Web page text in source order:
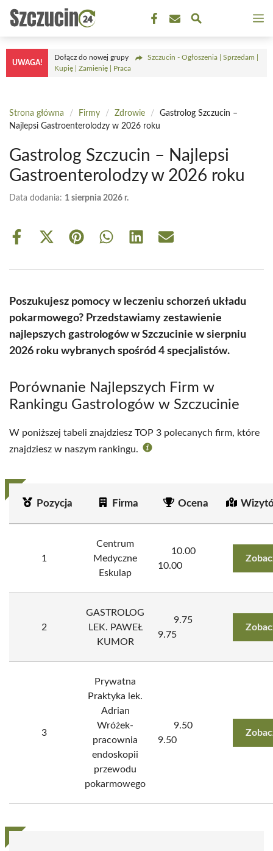
Przejdź
treści
UWAGA!
Dołącz do nowej grupy
Szczucin - Ogłoszenia | Sprzedam |
Kupię | Zamienię | Praca
Strona główna / Firmy / Zdrowie /
Gastrolog Szczucin –
Najlepsi Gastroenterolodzy w 2026 roku
Gastrolog Szczucin – Najlepsi
Gastroenterolodzy w 2026 roku
Data dodania: 1 sierpnia 2026 r.
Share
Share
(Twitter)
Share Share Share Share
Poszukujesz pomocy w leczeniu schorzeń układu
pokarmowego? Przedstawiamy zestawienie
najlepszych gastrologów w Szczucinie w sierpniu
2026 roku wybranych spośród 4 specjalistów.
Porównanie Najlepszych Firm w
Rankingu Gastrologów w Szczucinie
W poniższej tabeli znajdziesz TOP 3 polecanych firm, które
znajdziesz w naszym rankingu.
Pozycja Firma Ocena
1
Centrum
Medyczne
Eskulap
10.00
10.00
2
GASTROLOG
LEK. PAWEŁ
KUMOR
9.75
9.75
3
Prywatna
Praktyka lek.
Adrian
Wróżek-
pracownia
endoskopii
przewodu
pokarmowego
9.50
9.50